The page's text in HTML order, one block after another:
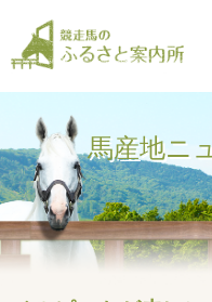
馬産地ニ